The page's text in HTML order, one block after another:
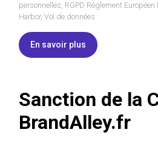
personnelles, RGPD Réglement
Harbor, Vol de données
En savoir plus
Sanction de la
BrandAlley.fr